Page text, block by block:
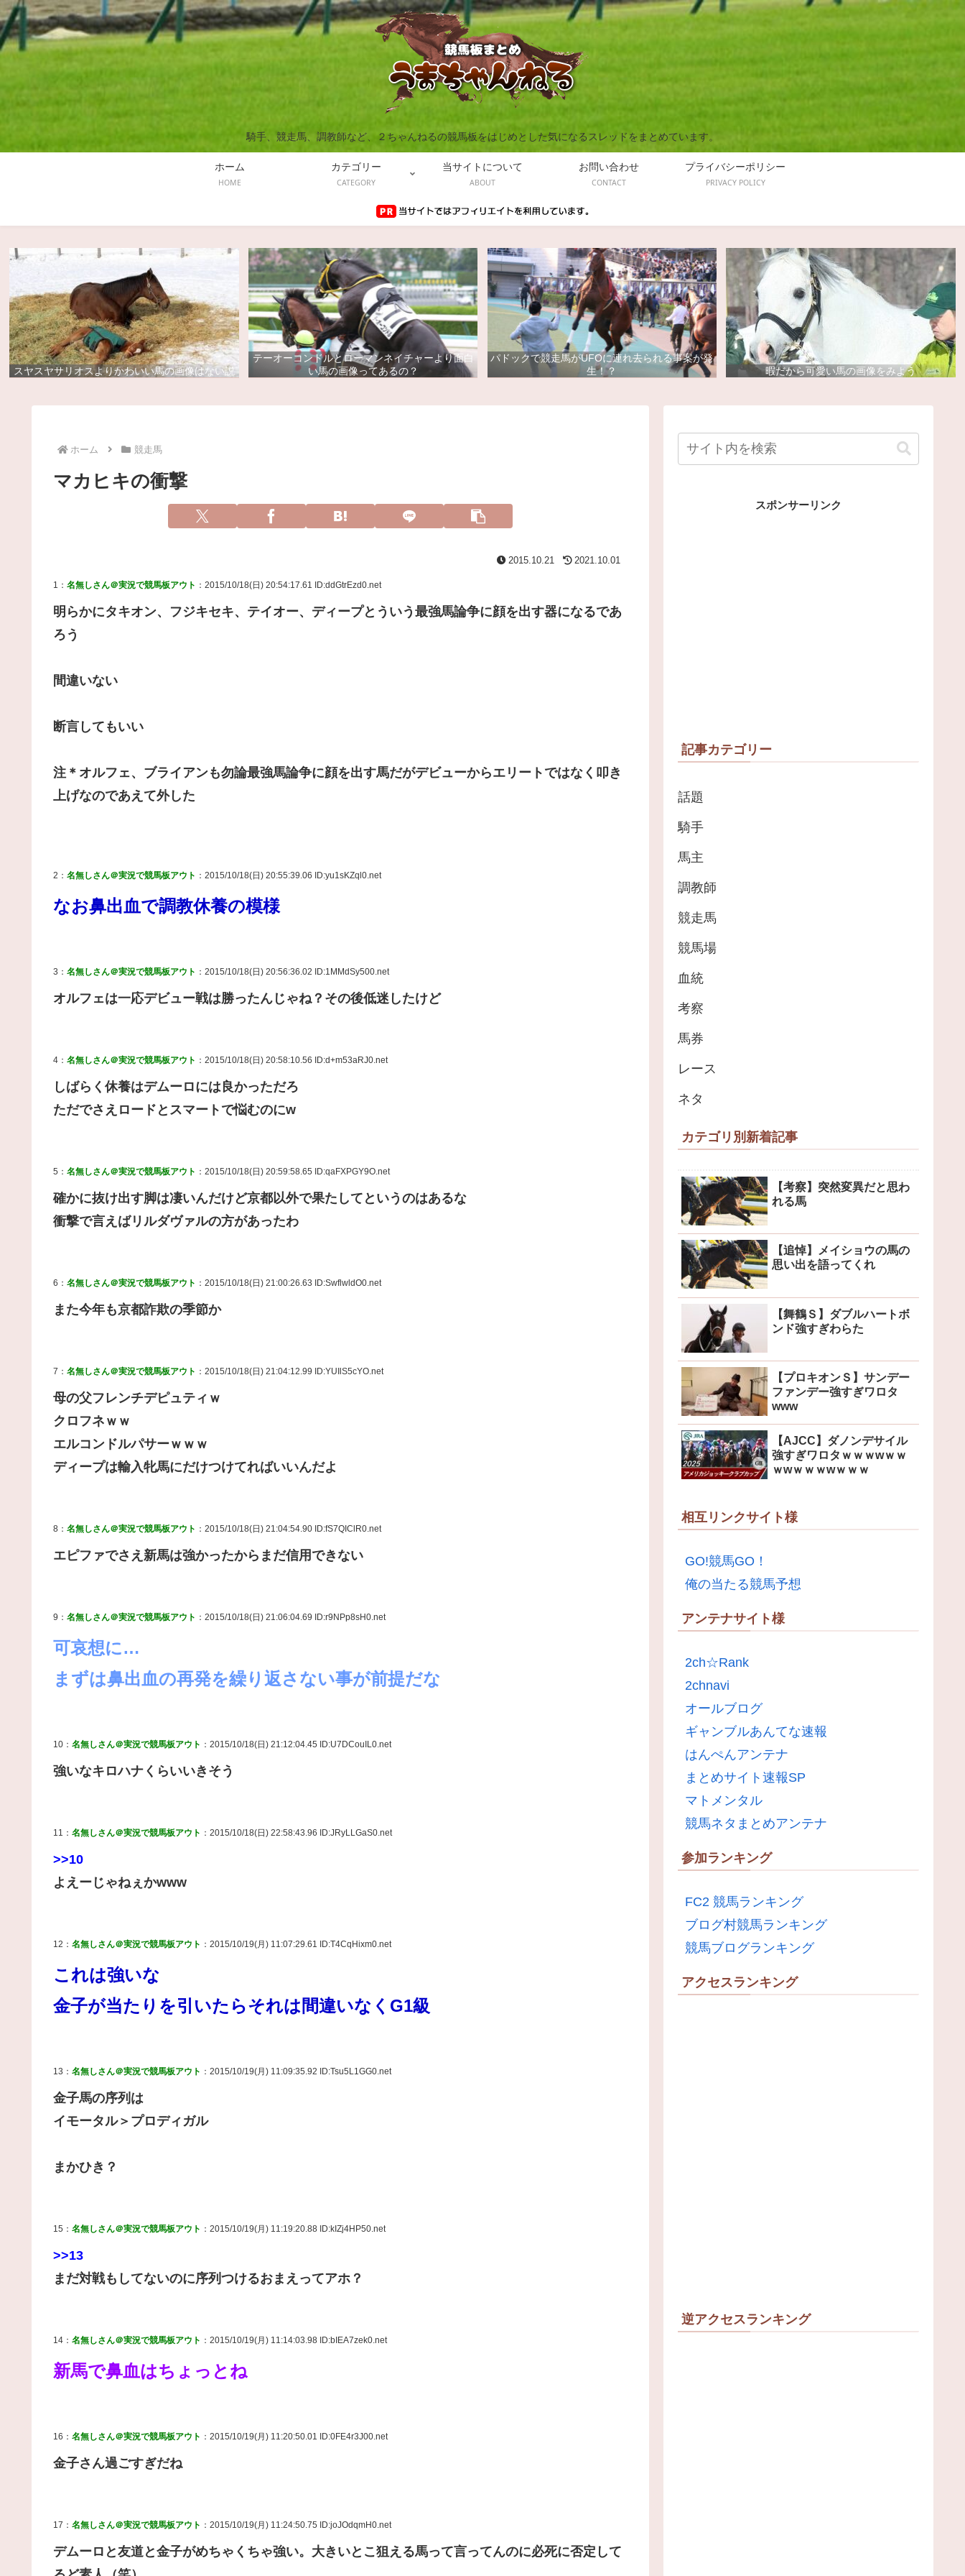
騎手、競走馬、調教師など、２ちゃんねるの競馬板をはじめとした気になるスレッドをまとめています。
ホーム
HOME
カテゴリー
CATEGORY
当サイトについて
ABOUT
お問い合わせ
CONTACT
プライバシーポリシー
PRIVACY POLICY
スヤスヤサリオスよりかわいい馬の画像はない説
テーオーコンドルとローマンネイチャーより面白
い馬の画像ってあるの？
パドックで競走馬がUFOに連れ去られる事案が発
生！？
暇だから可愛い馬の画像をみよう
ホーム 競走馬
マカヒキの衝撃
2015.10.21 2021.10.01
1： 名無しさん＠実況で競馬板アウト ：2015/10/18(日) 20:54:17.61 ID:ddGtrEzd0.net
明らかにタキオン、フジキセキ、テイオー、ディープとういう最強馬論争に顔を出す器になるであ
ろう
間違いない
断言してもいい
注＊オルフェ、ブライアンも勿論最強馬論争に顔を出す馬だがデビューからエリートではなく叩き
上げなのであえて外した
2： 名無しさん＠実況で競馬板アウト ：2015/10/18(日) 20:55:39.06 ID:yu1sKZql0.net
なお鼻出血で調教休養の模様
3： 名無しさん＠実況で競馬板アウト ：2015/10/18(日) 20:56:36.02 ID:1MMdSy500.net
オルフェは一応デビュー戦は勝ったんじゃね？その後低迷したけど
4： 名無しさん＠実況で競馬板アウト ：2015/10/18(日) 20:58:10.56 ID:d+m53aRJ0.net
しばらく休養はデムーロには良かっただろ
ただでさえロードとスマートで悩むのにw
5： 名無しさん＠実況で競馬板アウト ：2015/10/18(日) 20:59:58.65 ID:qaFXPGY9O.net
確かに抜け出す脚は凄いんだけど京都以外で果たしてというのはあるな
衝撃で言えばリルダヴァルの方があったわ
6： 名無しさん＠実況で競馬板アウト ：2015/10/18(日) 21:00:26.63 ID:SwflwldO0.net
また今年も京都詐欺の季節か
7： 名無しさん＠実況で競馬板アウト ：2015/10/18(日) 21:04:12.99 ID:YUIlS5cYO.net
母の父フレンチデピュティｗ
クロフネｗｗ
エルコンドルパサーｗｗｗ
ディープは輸入牝馬にだけつけてればいいんだよ
8： 名無しさん＠実況で競馬板アウト ：2015/10/18(日) 21:04:54.90 ID:fS7QIClR0.net
エピファでさえ新馬は強かったからまだ信用できない
9： 名無しさん＠実況で競馬板アウト ：2015/10/18(日) 21:06:04.69 ID:r9NPp8sH0.net
可哀想に…
まずは鼻出血の再発を繰り返さない事が前提だな
10： 名無しさん＠実況で競馬板アウト ：2015/10/18(日) 21:12:04.45 ID:U7DCouIL0.net
強いなキロハナくらいいきそう
11： 名無しさん＠実況で競馬板アウト ：2015/10/18(日) 22:58:43.96 ID:JRyLLGaS0.net
>>10
よえーじゃねぇかwww
12： 名無しさん＠実況で競馬板アウト ：2015/10/19(月) 11:07:29.61 ID:T4CqHixm0.net
これは強いな
金子が当たりを引いたらそれは間違いなくG1級
13： 名無しさん＠実況で競馬板アウト ：2015/10/19(月) 11:09:35.92 ID:Tsu5L1GG0.net
金子馬の序列は
イモータル＞プロディガル
まかひき？
15： 名無しさん＠実況で競馬板アウト ：2015/10/19(月) 11:19:20.88 ID:kIZj4HP50.net
>>13
まだ対戦もしてないのに序列つけるおまえってアホ？
14： 名無しさん＠実況で競馬板アウト ：2015/10/19(月) 11:14:03.98 ID:bIEA7zek0.net
新馬で鼻血はちょっとね
16： 名無しさん＠実況で競馬板アウト ：2015/10/19(月) 11:20:50.01 ID:0FE4r3J00.net
金子さん過ごすぎだね
17： 名無しさん＠実況で競馬板アウト ：2015/10/19(月) 11:24:50.75 ID:joJOdqmH0.net
デムーロと友道と金子がめちゃくちゃ強い。大きいとこ狙える馬って言ってんのに必死に否定して
スポンサーリンク
記事カテゴリー
話題
騎手
馬主
調教師
競走馬
競馬場
血統
考察
馬券
レース
ネタ
カテゴリ別新着記事
【考察】突然変異だと思わ
れる馬
【追悼】メイショウの馬の
思い出を語ってくれ
【舞鶴Ｓ】ダブルハートボ
ンド強すぎわらた
【プロキオンＳ】サンデー
ファンデー強すぎワロタ
www
【AJCC】ダノンデサイル
強すぎワロタｗｗｗwｗｗ
ｗwｗｗｗwｗｗｗ
相互リンクサイト様
GO!競馬GO！
俺の当たる競馬予想
アンテナサイト様
2ch☆Rank
2chnavi
オールブログ
ギャンブルあんてな速報
はんぺんアンテナ
まとめサイト速報SP
マトメンタル
競馬ネタまとめアンテナ
参加ランキング
FC2 競馬ランキング
ブログ村競馬ランキング
競馬ブログランキング
アクセスランキング
逆アクセスランキング